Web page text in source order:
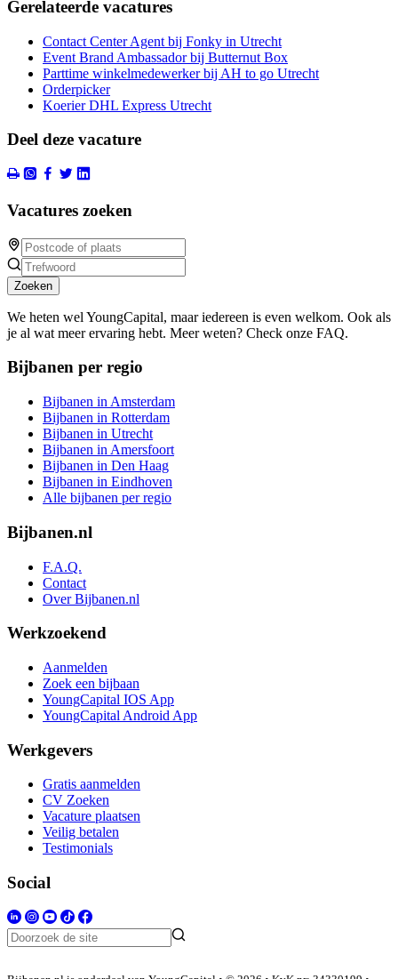
Gerelateerde vacatures
Contact Center Agent bij Fonky in Utrecht
Event Brand Ambassador bij Butternut Box
Parttime winkelmedewerker bij AH to go Utrecht
Orderpicker
Koerier DHL Express Utrecht
Deel deze vacature
Vacatures zoeken
Zoeken
We heten wel YoungCapital, maar iedereen is even welkom. Ook als
je al wat meer ervaring hebt. Meer weten? Check onze FAQ.
Bijbanen per regio
Bijbanen in Amsterdam
Bijbanen in Rotterdam
Bijbanen in Utrecht
Bijbanen in Amersfoort
Bijbanen in Den Haag
Bijbanen in Eindhoven
Alle bijbanen per regio
Bijbanen.nl
F.A.Q.
Contact
Over Bijbanen.nl
Werkzoekend
Aanmelden
Zoek een bijbaan
YoungCapital IOS App
YoungCapital Android App
Werkgevers
Gratis aanmelden
CV Zoeken
Vacature plaatsen
Veilig betalen
Testimonials
Social